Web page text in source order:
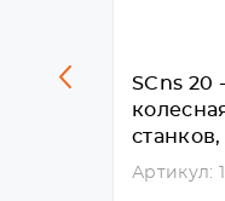
SCns 20
(40 мм,
Артикул: